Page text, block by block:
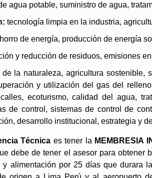
agua potable, suministro de agua,
tecnología limpia en la industria,
de energía, producción de energía
y reducción de residuos, emisiones
la naturaleza, agricultura
y utilización del gas del
ecoturismo, calidad del agua,
de control, sistemas de control de
desarrollo institucional, estrategia y
Técnica es tener la MEMBRESIA
debe de tener el asesor para
y alimentación por 25 días que durara